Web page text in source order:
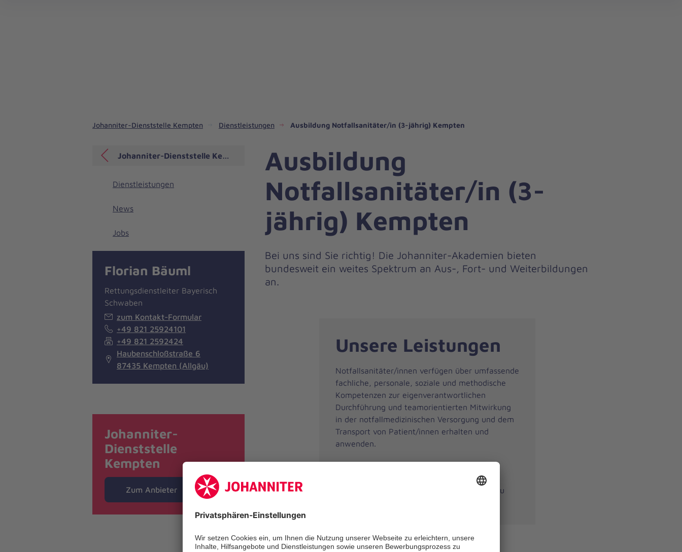
Johanniter-Dienststelle Kempten Dienstleistungen Ausbildung Notfallsanitäter/in (3-jährig) Kempten
Ausbildung
Notfallsanitäter/in (3-
jährig) Kempten
Bei uns sind Sie richtig! Die Johanniter-Akademien bieten
bundesweit ein weites Spektrum an Aus-, Fort- und Weiterbildungen
an.
Unsere Leistungen
Notfallsanitäter/innen verfügen über umfassende
fachliche, personale, soziale und methodische
Kompetenzen zur eigenverantwortlichen
Durchführung und teamorientierten Mitwirkung
in der notfallmedizinischen Versorgung und dem
Transport von Patient/innen erhalten und
anwenden.
Lebensphasen der zu versorgenden Person zu
Johanniter-Dienststelle Kempten
Dienstleistungen
News
Jobs
Florian Bäuml
Rettungsdienstleiter Bayerisch
Schwaben
zum Kontakt-Formular
+49 821 25924101
+49 821 2592424
Haubenschloßstraße 6
87435 Kempten (Allgäu)
Johanniter-
Dienststelle
Kempten
Zum Anbieter